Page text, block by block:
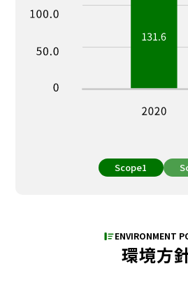
Scope1
ENVIRONMENT
環境方